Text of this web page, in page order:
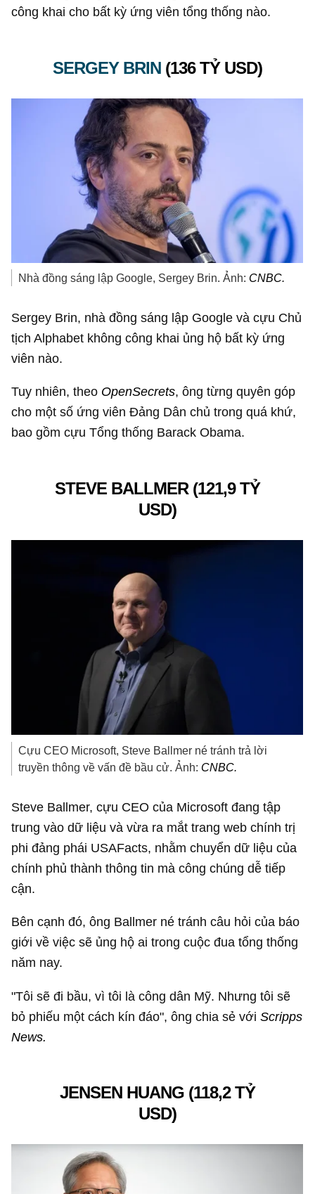
công khai cho bất kỳ ứng viên tổng thống nào.
SERGEY BRIN (136 TỶ USD)
Nhà đồng sáng lập Google, Sergey Brin. Ảnh: CNBC.
Sergey Brin, nhà đồng sáng lập Google và cựu Chủ
tịch Alphabet không công khai ủng hộ bất kỳ ứng
viên nào.
Tuy nhiên, theo OpenSecrets, ông từng quyên góp
cho một số ứng viên Đảng Dân chủ trong quá khứ,
bao gồm cựu Tổng thống Barack Obama.
STEVE BALLMER (121,9 TỶ
USD)
Cựu CEO Microsoft, Steve Ballmer né tránh trả lời
truyền thông về vấn đề bầu cử. Ảnh: CNBC.
Steve Ballmer, cựu CEO của Microsoft đang tập
trung vào dữ liệu và vừa ra mắt trang web chính trị
phi đảng phái USAFacts, nhằm chuyển dữ liệu của
chính phủ thành thông tin mà công chúng dễ tiếp
cận.
Bên cạnh đó, ông Ballmer né tránh câu hỏi của báo
giới về việc sẽ ủng hộ ai trong cuộc đua tổng thống
năm nay.
"Tôi sẽ đi bầu, vì tôi là công dân Mỹ. Nhưng tôi sẽ
bỏ phiếu một cách kín đáo", ông chia sẻ vớiScripps
News.
JENSEN HUANG (118,2 TỶ
USD)